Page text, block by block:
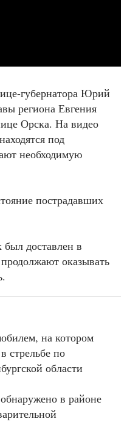
губернатора Юрий
региона Евгения
Орска. На видео
под
необходимую
пострадавших
доставлен в
оказывать
на котором
стрельбе по
области
в районе